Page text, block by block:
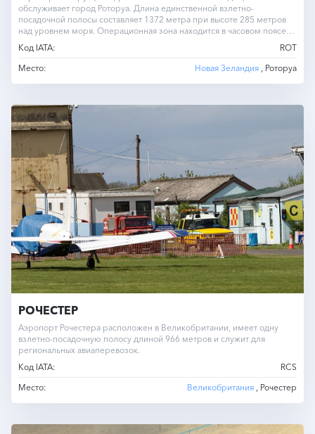
обслуживает город Роторуа. Длина единственной взлетно-
посадочной полосы составляет 1372 метра при высоте 285 метров
над уровнем моря. Операционная зона находится в часовом поясе
Код IATA:
ROT
Место:
Новая Зеландия , Роторуа
РОЧЕСТЕР
Аэропорт Рочестера расположен в Великобритании, имеет одну
взлетно-посадочную полосу длиной 966 метров и служит для
региональных авиаперевозок.
Код IATA:
RCS
Место:
Великобритания , Рочестер